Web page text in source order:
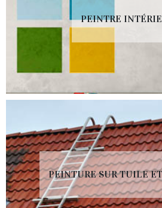
PEINTRE
PEINTURE SUR TUILE